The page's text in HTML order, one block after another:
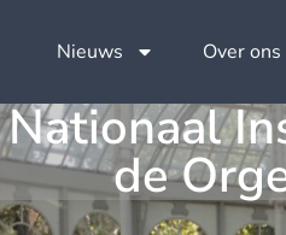
Nieuws Over ons
Nationaal
de